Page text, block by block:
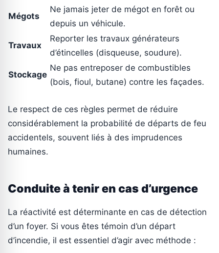
Mégots
Ne jamais jeter de mégot en forêt ou
depuis un véhicule.
Travaux
Reporter les travaux générateurs
d’étincelles (disqueuse, soudure).
Stockage
Ne pas entreposer de combustibles
(bois, fioul, butane) contre les façades.
Le respect de ces règles permet de réduire
considérablement la probabilité de départs de feu
accidentels, souvent liés à des imprudences
humaines.
Conduite à tenir en cas d’urgence
La réactivité est déterminante en cas de détection
d’un foyer. Si vous êtes témoin d’un départ
d’incendie, il est essentiel d’agir avec méthode :